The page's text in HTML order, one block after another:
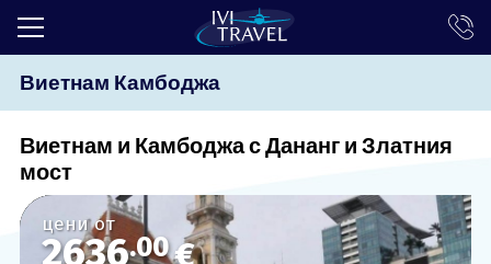
ТОП ОФЕРТИ
ЕКСКУРЗИИ
ЕКЗОТИКА
Виетнам Камбоджа
Виетнам и Камбоджа с Дананг и Златния
мост
цени от
2636.00€